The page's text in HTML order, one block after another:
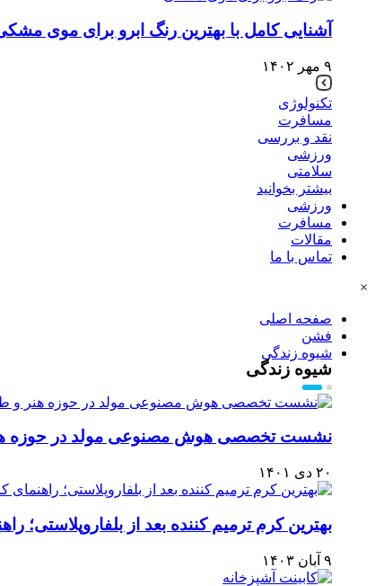
آشنایی کامل با بهترین رنگ ابرو برای موی
۹ مهر ۱۴۰۲
تکنولوژی
مسافرت
نقد و بررسی
ورزشی
سلامتی
بیشتر بخوانید
ورزشی
مسافرت
مقالات
تماس با ما
×
صفحه اصلی
فشن
شیوه زندگی
شیوه زندگی
نشست تخصصی هوش مصنوعی مولد در حوزه
۲۰ دی ۱۴۰۱
بهترین کرم ترمیم کننده بعد از بلفاروپلاستی؛
۹ آبان ۱۴۰۳